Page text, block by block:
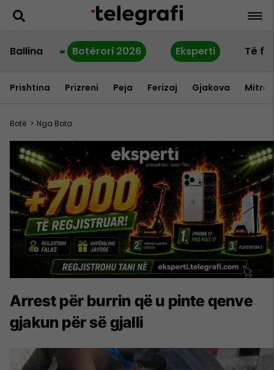
Ballina Botërori 2026 Eksperti Të
Prishtina Prizreni Peja Ferizaj Gjakova
Botë > Nga Bota
Arrest për burrin që u pinte qenve
gjakun për së gjalli